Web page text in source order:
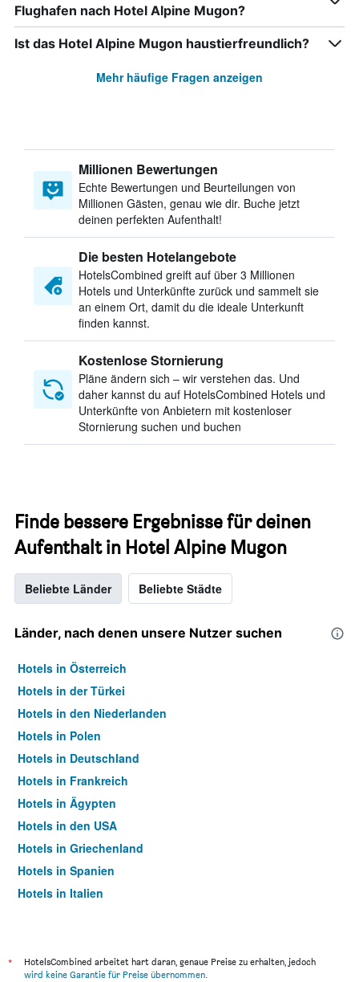
Flughafen nach Hotel Alpine Mugon?
Ist das Hotel Alpine Mugon haustierfreundlich?
Mehr häufige Fragen anzeigen
Millionen Bewertungen
Echte Bewertungen und Beurteilungen von
Millionen Gästen, genau wie dir. Buche jetzt
deinen perfekten Aufenthalt!
Die besten Hotelangebote
HotelsCombined greift auf über 3 Millionen
Hotels und Unterkünfte zurück und sammelt sie
an einem Ort, damit du die ideale Unterkunft
finden kannst.
Kostenlose Stornierung
Pläne ändern sich – wir verstehen das. Und
daher kannst du auf HotelsCombined Hotels und
Unterkünfte von Anbietern mit kostenloser
Stornierung suchen und buchen
Finde bessere Ergebnisse für deinen
Aufenthalt in Hotel Alpine Mugon
Beliebte Länder Beliebte Städte
Länder, nach denen unsere Nutzer suchen
Hotels in Österreich
Hotels in der Türkei
Hotels in den Niederlanden
Hotels in Polen
Hotels in Deutschland
Hotels in Frankreich
Hotels in Ägypten
Hotels in den USA
Hotels in Griechenland
Hotels in Spanien
Hotels in Italien
*
HotelsCombined arbeitet hart daran, genaue Preise zu erhalten, jedoch
wird keine Garantie für Preise übernommen.